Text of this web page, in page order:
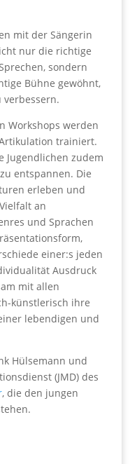
mit der Sängerin
nur die richtige
sondern
Bühne gewöhnt,
Workshops werden
trainiert.
Jugendlichen zudem
entspannen. Die
erleben und
an
und Sprachen
einer:s jeden
Ausdruck
mit allen
künstlerisch ihre
lebendigen und
Hülsemann und
(JMD) des
, die den jungen